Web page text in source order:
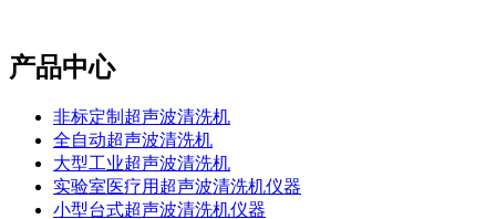
产品中心
非标定制超声波清洗机
全自动超声波清洗机
大型工业超声波清洗机
实验室医疗用超声波清洗机仪器
小型台式超声波清洗机仪器